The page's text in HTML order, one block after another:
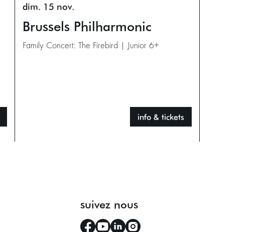
Brussels Philharmonic
Family Concert: The Firebird | Junior 6+
dim. 15 nov.
info & tickets
suivez nous